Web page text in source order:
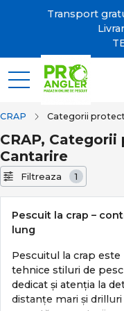
Transport
CRAP Categorii
CRAP,
Cantarire
Filtreaza 1
Pescuit la crap –
lung
Pescuitul la crap
tehnice stiluri de
dedicat și atenția la
distanțe mari și